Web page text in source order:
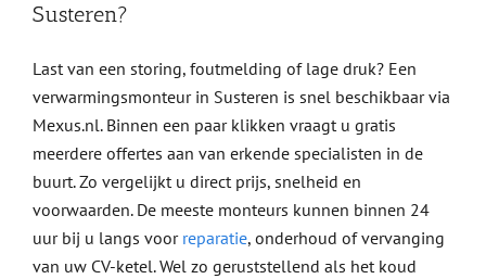
Susteren?
Last van een storing, foutmelding of lage druk? Een
verwarmingsmonteur in Susteren is snel beschikbaar via
Mexus.nl. Binnen een paar klikken vraagt u gratis
meerdere offertes aan van erkende specialisten in de
buurt. Zo vergelijkt u direct prijs, snelheid en
voorwaarden. De meeste monteurs kunnen binnen 24
uur bij u langs voor reparatie, onderhoud of vervanging
van uw CV-ketel. Wel zo geruststellend als het koud